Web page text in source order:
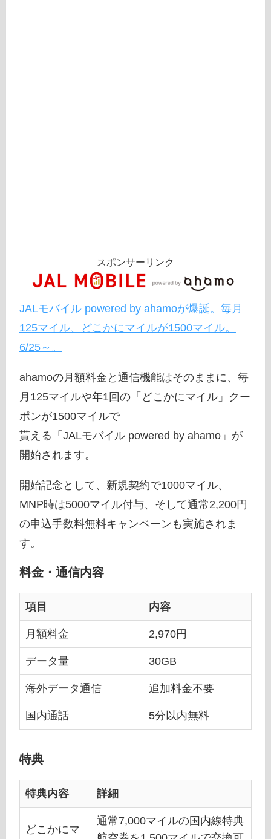
スポンサーリンク
JALモバイル powered by ahamoが爆誕。毎月
125マイル、どこかにマイルが1500マイル。
6/25～。
ahamoの月額料金と通信機能はそのままに、毎
月125マイルや年1回の「どこかにマイル」クー
ポンが1500マイルで
貰える「JALモバイル powered by ahamo」が
開始されます。
開始記念として、新規契約で1000マイル、
MNP時は5000マイル付与、そして通常2,200円
の申込手数料無料キャンペーンも実施されま
す。
料金・通信内容
項目 内容
月額料金 2,970円
データ量 30GB
海外データ通信 追加料金不要
国内通話 5分以内無料
特典
特典内容 詳細
どこかにマ
通常7,000マイルの国内線特典